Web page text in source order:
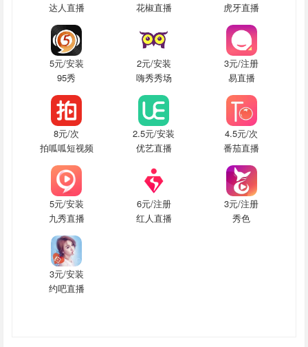
达人直播
花椒直播
虎牙直播
5元/安装
95秀
2元/安装
嗨秀秀场
3元/注册
易直播
8元/次
拍呱呱短视频
2.5元/安装
优艺直播
4.5元/次
番茄直播
5元/安装
九秀直播
6元/注册
红人直播
3元/注册
秀色
3元/安装
约吧直播